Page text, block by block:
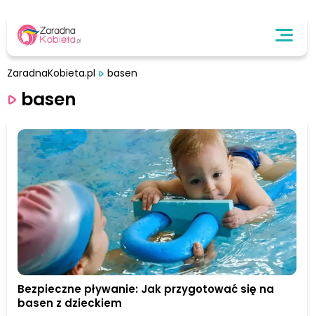
ZaradnaKobieta.pl basen
basen
Bezpieczne pływanie: Jak przygotować się na
basen z dzieckiem